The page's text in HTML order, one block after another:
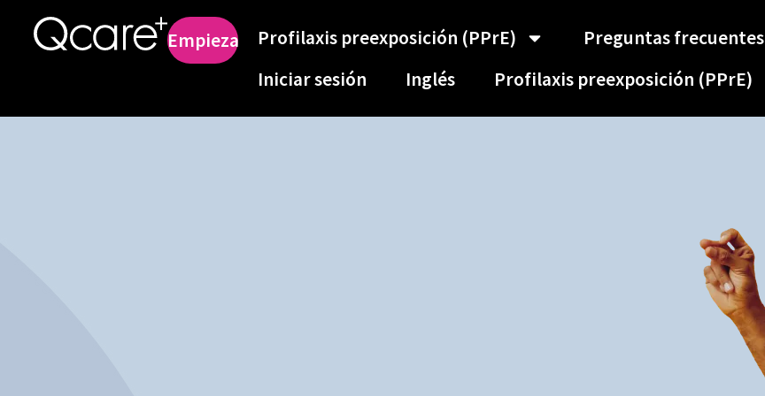
Empieza Profilaxis preexposición (PPrE) Preguntas frecuentes
Iniciar sesión
Inglés Profilaxis preexposición (PPrE)